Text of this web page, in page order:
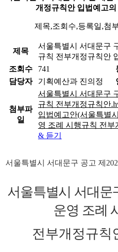
개정규칙안 입법예고
제목,조회수,등록일,첨
제목
서울특별시 서대문구
규칙 전부개정규칙안
조회수
741
담당자
기획예산과 진의정
첨부파
일
서울특별시 서대문구
규칙 전부개정규칙안
입법예고안(서울특별
영 조례 시행규칙 전부
& 듣기
서울특별시 서대문구 공고 제
서울특별시 서대문
운영 조례
전부개정규칙